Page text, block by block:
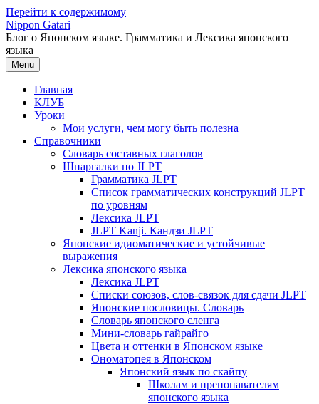
Перейти к содержимому
Nippon Gatari
Блог о Японском языке. Грамматика и Лексика японского
языка
Menu
Главная
КЛУБ
Уроки
Мои услуги, чем могу быть полезна
Справочники
Словарь составных глаголов
Шпаргалки по JLPT
Грамматика JLPT
Список грамматических конструкций JLPT
по уровням
Лексика JLPT
JLPT Kanji. Кандзи JLPT
Японские идиоматические и устойчивые
выражения
Лексика японского языка
Лексика JLPT
Списки союзов, слов-связок для сдачи JLPT
Японские пословицы. Словарь
Словарь японского сленга
Мини-словарь гайрайго
Цвета и оттенки в Японском языке
Ономатопея в Японском
Японский язык по скайпу
Школам и препопавателям
японского языка